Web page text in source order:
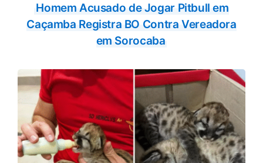
Homem Acusado de Jogar Pitbull em
Caçamba Registra BO Contra Vereadora
em Sorocaba